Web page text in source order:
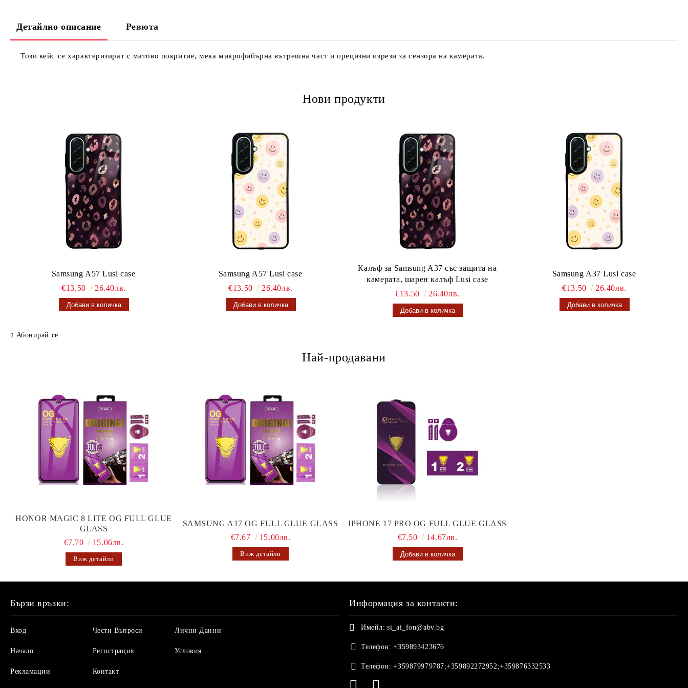
Детайлно описание Ревюта
Този кейс се характеризират с матово покритие, мека микрофибърна вътрешна част и прецизни изрези за сензора на камерата.
Нови продукти
Samsung A57 Lusi case
€13.50
26.40лв.
Samsung A57 Lusi case
€13.50
26.40лв.
Калъф за Samsung A37 със защита на
камерата, шарен калъф Lusi case
€13.50
26.40лв.
Samsung A37 Lusi case
€13.50
26.40лв.
Абонирай се
Най-продавани
HONOR MAGIC 8 LITE OG FULL GLUE
GLASS
€7.70
15.06лв.
Виж детайли
SAMSUNG A17 OG FULL GLUE GLASS
€7.67
15.00лв.
Виж детайли
IPHONE 17 PRO OG FULL GLUE GLASS
€7.50
14.67лв.
Бързи връзки:
Вход
Начало
Рекламации
Чести Въпроси
Регистрация
Контакт
Лични Данни
Условия
Информация за контакти:
Имейл: si_ai_fon@abv.bg
Телефон: +359893423676
Телефон: +359879979787;+359892272952;+359876332533